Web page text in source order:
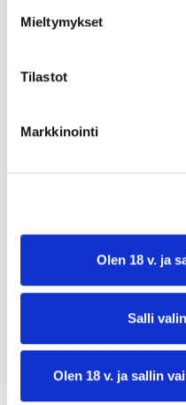
Mieltymykset
Tilastot
Markkinointi
Olen 18 v. ja
Salli
Olen 18 v. ja sallin
300 ml crème
1 rkl tuoretta
¼ punasipulia,
tuoretta